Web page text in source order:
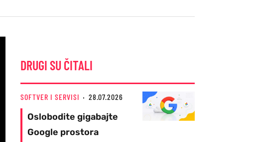
DRUGI SU ČITALI
SOFTVER I SERVISI 28.07.2026
Oslobodite gigabajte
Google prostora